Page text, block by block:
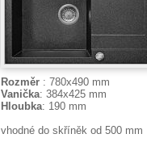
Rozměr: 780x490 mm
Vanička: 384x425 mm
Hloubka: 190 mm
vhodné do skříněk od 500 mm